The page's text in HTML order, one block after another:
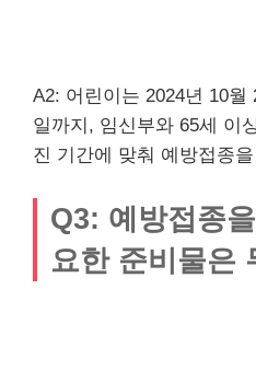
A2: 어린이는 2024년 10월
일까지, 임신부와 65세 이
진 기간에 맞춰 예방접종
Q3: 예방접종
요한 준비물은